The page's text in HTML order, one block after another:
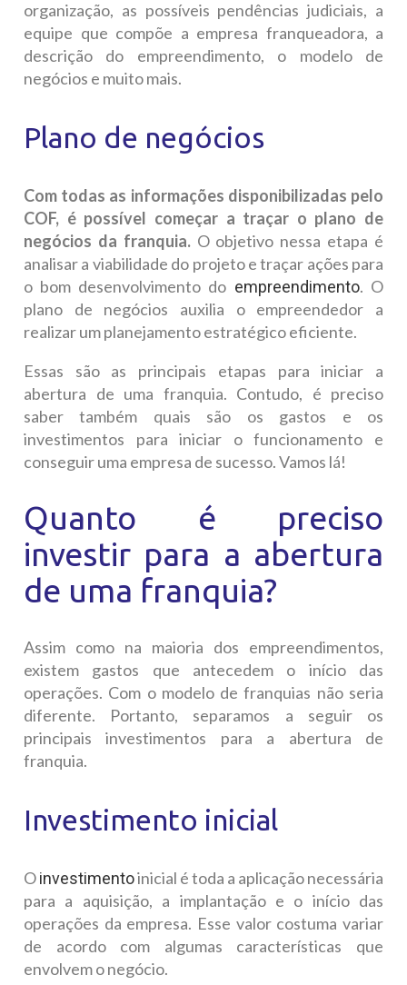
organização, as possíveis pendências judiciais, a
equipe que compõe a empresa franqueadora, a
descrição do empreendimento, o modelo de
negócios e muito mais.
Plano de negócios
Com todas as informações disponibilizadas pelo
COF, é possível começar a traçar o plano de
negócios da franquia.O objetivo nessa etapa é
analisar a viabilidade do projeto e traçar ações para
o bom desenvolvimento do empreendimento. O
plano de negócios auxilia o empreendedor a
realizar um planejamento estratégico eficiente.
Essas são as principais etapas para iniciar a
abertura de uma franquia. Contudo, é preciso
saber também quais são os gastos e os
investimentos para iniciar o funcionamento e
conseguir uma empresa de sucesso. Vamos lá!
Quanto é preciso
investir para a abertura
de uma franquia?
Assim como na maioria dos empreendimentos,
existem gastos que antecedem o início das
operações. Com o modelo de franquias não seria
diferente. Portanto, separamos a seguir os
principais investimentos para a abertura de
franquia.
Investimento inicial
Oinvestimentoinicial é toda a aplicação necessária
para a aquisição, a implantação e o início das
operações da empresa. Esse valor costuma variar
de acordo com algumas características que
envolvem o negócio.